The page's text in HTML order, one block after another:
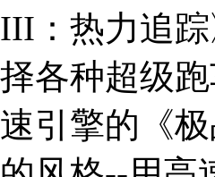
III：热力追
择各种超级
速引擎的《